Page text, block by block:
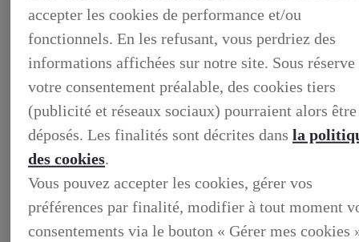
LEXUS PRÉFÉRENCE
DECOUVREZ LES VOITURES D'OCCASION
LABELLISEES LEXUS PREFERENCE
LEXUS PRÉFÉRENCE, DECOUVREZ LES VOITURES
D'OCCASION LABELLISEES LEXUS PREFERENCE
accepter les cookies de performance et/ou
fonctionnels. En les refusant, vous perdriez des
informations affichées sur notre site. Sous réserve
votre consentement préalable, des cookies tiers
(publicité et réseaux sociaux) pourraient alors être
déposés. Les finalités sont décrites dans la
des cookies
Vous pouvez accepter les cookies, gérer vos
préférences par finalité, modifier à tout moment
consentements via le bouton « Gérer mes cookies